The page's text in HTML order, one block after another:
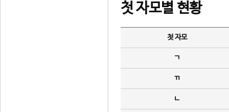
첫 자모별 현황
첫 자모
ㄱ
ㄲ
ㄴ